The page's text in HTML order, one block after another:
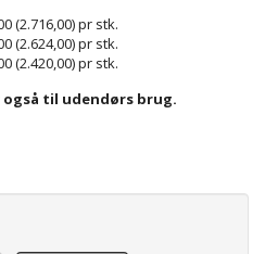
(2.716,00)pr stk.
(2.624,00)pr stk.
(2.420,00)pr stk.
også til udendørs brug.